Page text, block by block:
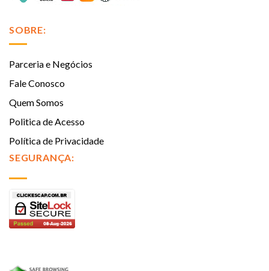
SOBRE:
Parceria e Negócios
Fale Conosco
Quem Somos
Politica de Acesso
Política de Privacidade
SEGURANÇA: